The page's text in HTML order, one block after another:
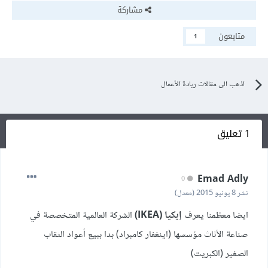
مشاركة
متابعون
1
اذهب الى مقالات ريادة الأعمال
1 تعليق
Emad Adly
نشر8 يونيو 2015 (معدل)
ايضا معظمنا يعرف إيكيا (IKEA)
الشركة العالمية المتخصصة في
صناعة الأثاث مؤسسها (اينغفار كامبراد) بدا ببيع أعواد الثقاب
الصغير (الكبريت)